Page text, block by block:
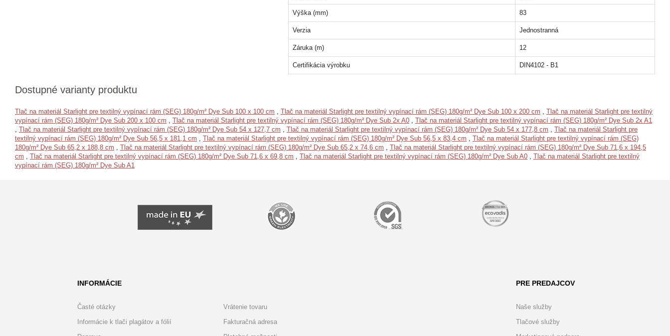
Výška (mm) 83
Verzia Jednostranná
Záruka (m) 12
Certifikácia výrobku DIN4102 - B1
Dostupné varianty produktu
Tlač na materiál Starlight pre textilný vypínací rám (SEG) 180g/m² Dye Sub 100 x 100 cm , Tlač na materiál Starlight pre textilný vypínací rám (SEG) 180g/m² Dye Sub 100 x 200 cm , Tlač na materiál Starlight pre textilný
vypínací rám (SEG) 180g/m² Dye Sub 200 x 100 cm , Tlač na materiál Starlight pre textilný vypínací rám (SEG) 180g/m² Dye Sub 2x A0 , Tlač na materiál Starlight pre textilný vypínací rám (SEG) 180g/m² Dye Sub 2x A1
, Tlač na materiál Starlight pre textilný vypínací rám (SEG) 180g/m² Dye Sub 54 x 127,7 cm , Tlač na materiál Starlight pre textilný vypínací rám (SEG) 180g/m² Dye Sub 54 x 177,8 cm , Tlač na materiál Starlight pre
textilný vypínací rám (SEG) 180g/m² Dye Sub 56,5 x 181,1 cm , Tlač na materiál Starlight pre textilný vypínací rám (SEG) 180g/m² Dye Sub 56,5 x 83,4 cm , Tlač na materiál Starlight pre textilný vypínací rám (SEG)
180g/m² Dye Sub 65,2 x 188,8 cm , Tlač na materiál Starlight pre textilný vypínací rám (SEG) 180g/m² Dye Sub 65,2 x 74,6 cm , Tlač na materiál Starlight pre textilný vypínací rám (SEG) 180g/m² Dye Sub 71,6 x 194,5
cm , Tlač na materiál Starlight pre textilný vypínací rám (SEG) 180g/m² Dye Sub 71,6 x 69,8 cm , Tlač na materiál Starlight pre textilný vypínací rám (SEG) 180g/m² Dye Sub A0 , Tlač na materiál Starlight pre textilný
vypínací rám (SEG) 180g/m² Dye Sub A1
INFORMÁCIE PRE PREDAJCOV
Časté otázky
Informácie k tlači plagátov a fólií
Vrátenie tovaru
Fakturačná adresa
Naše služby
Tlačové služby